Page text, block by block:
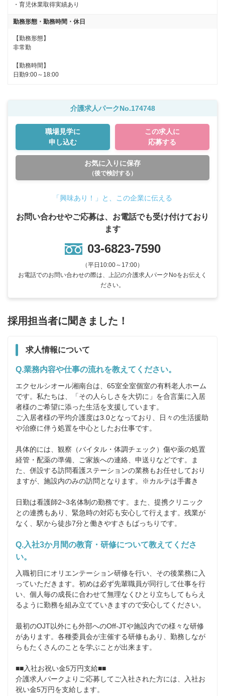
・育児休業取得実績あり
勤務形態・勤務時間・休日
【勤務形態】
非常勤
【勤務時間】
日勤9:00～18:00
介護求人パークNo.174748
職場見学に
申し込む
この求人に
応募する
お気に入りに保存
（後で検討する）
「興味あり！」と、この企業に伝える
お問い合わせやご応募は、お電話でも受け付けており
ます
03-6823-7590
（平日10:00～17:00）
お電話でのお問い合わせの際は、上記の介護求人パークNoをお伝えく
ださい。
採用担当者に聞きました！
求人情報について
Q.業務内容や仕事の流れを教えてください。
エクセルシオール湘南台は、65室全室個室の有料老人ホーム
です。私たちは、「その人らしさを大切に」を合言葉に入居
者様のご希望に添った生活を支援しています。
ご入居者様の平均介護度は3.0となっており、日々の生活援助
や治療に伴う処置を中心としたお仕事です。
具体的には、観察（バイタル・体調チェック）傷や薬の処置
経管・配薬の準備、ご家族への連絡、申送りなどです。ま
た、併設する訪問看護ステーションの業務もお任せしており
ますが、施設内のみの訪問となります。※カルテは手書き
日勤は看護師2~3名体制の勤務です。また、提携クリニック
との連携もあり、緊急時の対応も安心して行えます。残業が
なく、駅から徒歩7分と働きやすさもばっちりです。
Q.入社3か月間の教育・研修について教えてくださ
い。
入職初日にオリエンテーション研修を行い、その後業務に入
っていただきます。初めは必ず先輩職員が同行して仕事を行
い、個人毎の成長に合わせて無理なくひとり立ちしてもらえ
るように勤務を組み立てていきますので安心してください。
最初のOJT以外にも外部へのOff-JTや施設内での様々な研修
があります。各種委員会が主催する研修もあり、勤務しなが
らもたくさんのことを学ぶことが出来ます。
■■入社お祝い金5万円支給■■
介護求人パークよりご応募してご入社された方には、入社お
祝い金5万円を支給します。